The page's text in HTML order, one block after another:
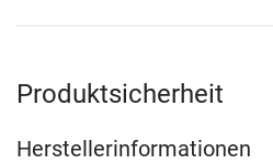
Produktsicherheit
Herstellerinformationen